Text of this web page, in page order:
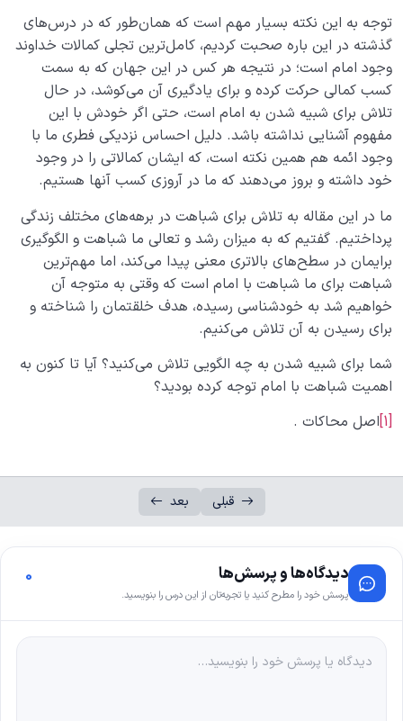
توجه به این نکته بسیار مهم است که همان‌طور که در درس‌های
گذشته در این باره صحبت کردیم، کامل‌ترین تجلی کمالات خداوند
وجود امام است؛ در نتیجه هر کس در این جهان که به سمت
کسب کمالی حرکت کرده و برای یادگیری آن می‌کوشد، در حال
تلاش برای شبیه شدن به امام است، حتی اگر خودش با این
مفهوم آشنایی نداشته باشد. دلیل احساس نزدیکی فطری ما با
وجود ائمه هم همین نکته است، که ایشان کمالاتی را در وجود
خود داشته و بروز می‌دهند که ما در آروزی کسب آنها هستیم.
ما در این مقاله به تلاش برای شباهت در برهه‌های مختلف زندگی
پرداختیم. گفتیم که به میزان رشد و تعالی ما شباهت و الگوگیری
برایمان در سطح‌های بالاتری معنی پیدا می‌کند، اما مهم‌ترین
شباهت برای ما شباهت با امام است که وقتی به متوجه آن
خواهیم شد به خودشناسی رسیده، هدف خلقتمان را شناخته و
برای رسیدن به آن تلاش می‌کنیم.
شما برای شبیه شدن به چه الگویی تلاش می‌کنید؟ آیا تا کنون به
اهمیت شباهت با امام توجه کرده بودید؟
[1] اصل محاکات .
قبلی بعد
دیدگاه‌ها و پرسش‌ها
پرسش خود را مطرح کنید یا تجربه‌تان از این درس را بنویسید.
0